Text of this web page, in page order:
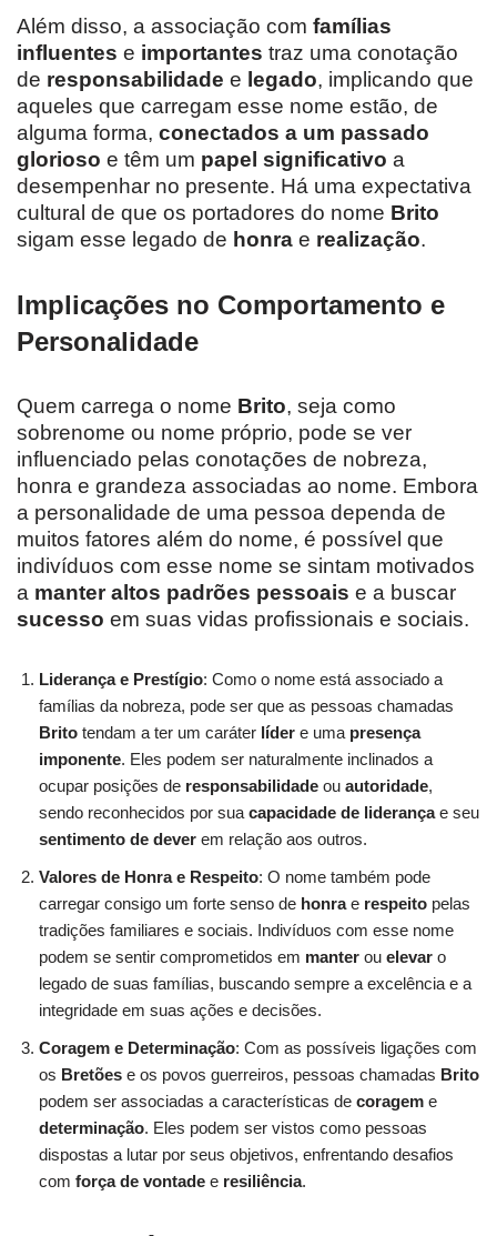
Além disso, a associação com famílias
influentes e importantes traz uma conotação
de responsabilidade e legado, implicando que
aqueles que carregam esse nome estão, de
alguma forma, conectados a um passado
glorioso e têm um papel significativo a
desempenhar no presente. Há uma expectativa
cultural de que os portadores do nome Brito
sigam esse legado de honra e realização.
Implicações no Comportamento e
Personalidade
Quem carrega o nome Brito, seja como
sobrenome ou nome próprio, pode se ver
influenciado pelas conotações de nobreza,
honra e grandeza associadas ao nome. Embora
a personalidade de uma pessoa dependa de
muitos fatores além do nome, é possível que
indivíduos com esse nome se sintam motivados
a manter altos padrões pessoais e a buscar
sucesso em suas vidas profissionais e sociais.
Liderança e Prestígio: Como o nome está associado a
famílias da nobreza, pode ser que as pessoas chamadas
Brito tendam a ter um caráter líder e uma presença
imponente. Eles podem ser naturalmente inclinados a
ocupar posições de responsabilidade ou autoridade,
sendo reconhecidos por sua capacidade de liderançae seu
sentimento de dever em relação aos outros.
Valores de Honra e Respeito: O nome também pode
carregar consigo um forte senso de honrae respeito pelas
tradições familiares e sociais. Indivíduos com esse nome
podem se sentir comprometidos em manter ou elevar o
legado de suas famílias, buscando sempre a excelência e a
integridade em suas ações e decisões.
Coragem e Determinação: Com as possíveis ligações com
os Bretões e os povos guerreiros, pessoas chamadas Brito
podem ser associadas a características de coragem e
determinação. Eles podem ser vistos como pessoas
dispostas a lutar por seus objetivos, enfrentando desafios
com força de vontade e resiliência.